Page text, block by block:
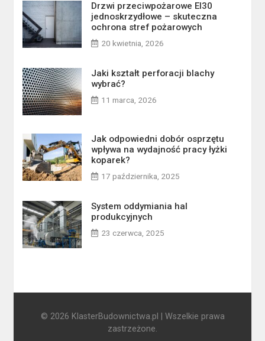
Drzwi przeciwpożarowe EI30
jednoskrzydłowe – skuteczna
ochrona stref pożarowych
20 kwietnia, 2026
Jaki kształt perforacji blachy
wybrać?
11 marca, 2026
Jak odpowiedni dobór osprzętu
wpływa na wydajność pracy łyżki
koparek?
17 października, 2025
System oddymiania hal
produkcyjnych
23 czerwca, 2025
© 2026 KlasterBudownictwa.pl | Wszelkie prawa
zastrzeżone.